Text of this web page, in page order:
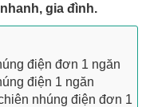
gia đình.
điện đơn 1 ngăn
điện 1 ngăn
nhúng điện đơn 1